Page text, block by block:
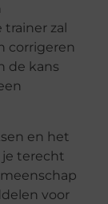
zal
corrigeren
de kans
en het
je terecht
voor